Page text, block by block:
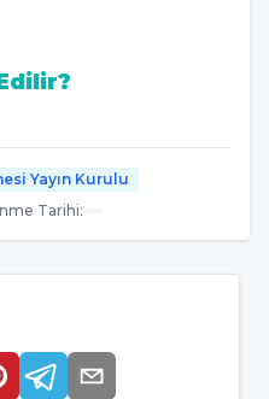
gözlemlendiğinde
Uzman tarafından
planlanmalıdır. İlk
bir hastalık
cihazları ile birlikte
normal bir
cihazları ve
Yayın Kurulu
Tarihi: